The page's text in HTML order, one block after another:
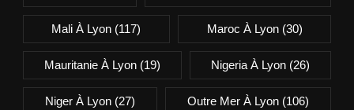
Mali À Lyon (117) Maroc À Lyon(30)
Mauritanie À Lyon(19) Nigeria À Lyon (26)
Niger À Lyon(27) Outre Mer À Lyon (106)